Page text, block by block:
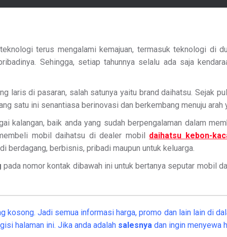
terus mengalami kemajuan, termasuk teknologi di
Sehingga, setiap tahunnya selalu ada saja
laris di pasaran, salah satunya yaitu brand daihatsu. Sejak
satu ini senantiasa berinovasi dan berkembang menuju arah
kalangan, baik anda yang sudah berpengalaman dalam
mobil daihatsu di dealer mobil daihatsu kebon-
berdagang, berbisnis, pribadi maupun untuk keluarga.
pada nomor kontak dibawah ini untuk bertanya seputar mobil
kosong. Jadi semua informasi harga, promo dan lain lain di
halaman ini. Jika anda adalah salesnya dan ingin menyewa